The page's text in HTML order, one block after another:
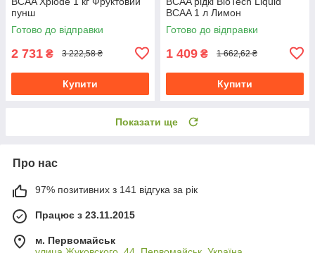
пунш
Готово до відправки
2 731 ₴ 3 222,58 ₴
Купити
BCAA 1 л Лимон
Готово до відправки
1 409 ₴ 1 662,62 ₴
Купити
Показати ще
Про нас
97% позитивних з 141 відгука за рік
Працює з 23.11.2015
м. Первомайськ